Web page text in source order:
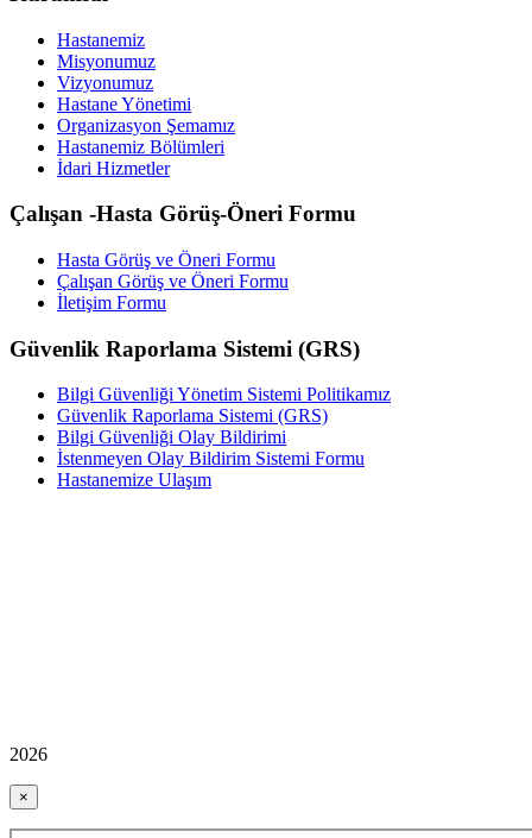
Hastanemiz
Misyonumuz
Vizyonumuz
Hastane Yönetimi
Organizasyon Şemamız
Hastanemiz Bölümleri
İdari Hizmetler
Çalışan -Hasta Görüş-Öneri Formu
Hasta Görüş ve Öneri Formu
Çalışan Görüş ve Öneri Formu
İletişim Formu
Güvenlik Raporlama Sistemi (GRS)
Bilgi Güvenliği Yönetim Sistemi Politikamız
Güvenlik Raporlama Sistemi (GRS)
Bilgi Güvenliği Olay Bildirimi
İstenmeyen Olay Bildirim Sistemi Formu
Hastanemize Ulaşım
2026
×